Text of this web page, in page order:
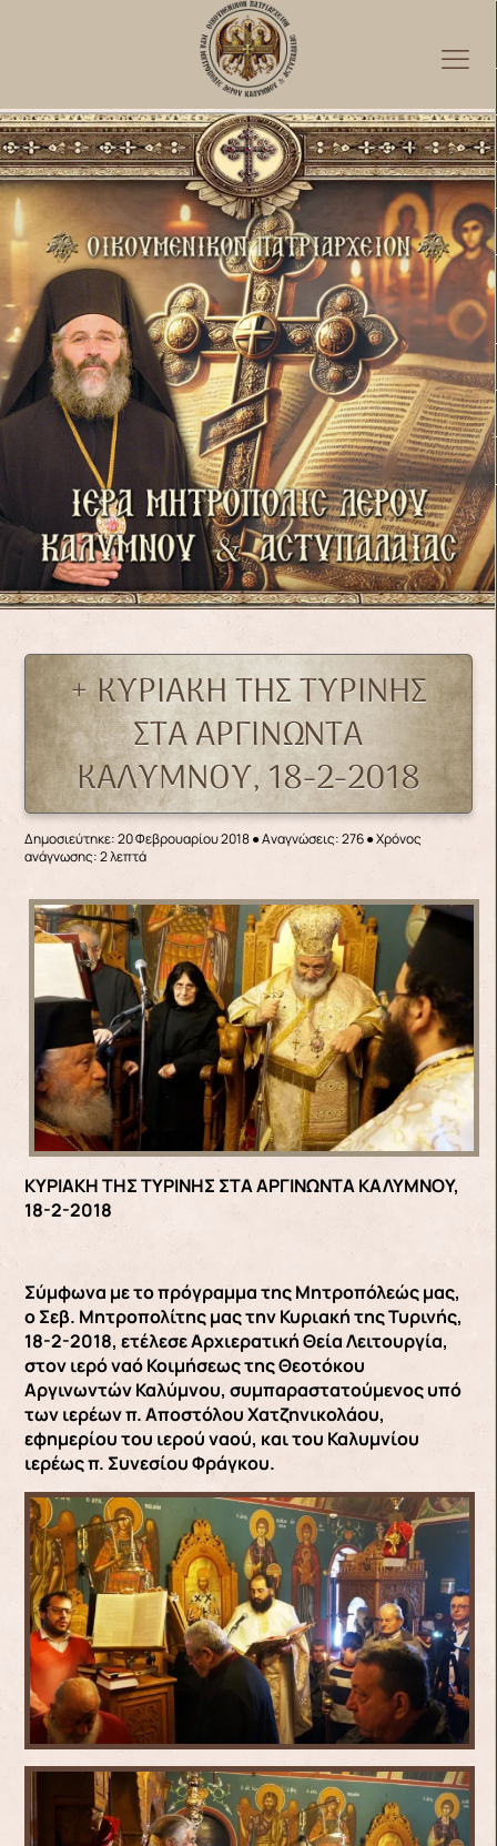
+ ΚΥΡΙΑΚΗ ΤΗΣ ΤΥΡΙΝΗΣ
ΣΤΑ ΑΡΓΙΝΩΝΤΑ
ΚΑΛΥΜΝΟΥ, 18-2-2018
Δημοσιεύτηκε: 20 Φεβρουαρίου 2018●Αναγνώσεις: 276● Χρόνος
ανάγνωσης: 2 λεπτά
ΚΥΡΙΑΚΗ ΤΗΣ ΤΥΡΙΝΗΣ ΣΤΑ ΑΡΓΙΝΩΝΤΑ ΚΑΛΥΜΝΟΥ,
18-2-2018
Σύμφωνα με το πρόγραμμα της Μητροπόλεώς μας,
ο Σεβ. Μητροπολίτης μας την Κυριακή της Τυρινής,
18-2-2018, ετέλεσε Αρχιερατική Θεία Λειτουργία,
στον ιερό ναό Κοιμήσεως της Θεοτόκου
Αργινωντών Καλύμνου, συμπαραστατούμενος υπό
των ιερέων π. Αποστόλου Χατζηνικολάου,
εφημερίου του ιερού ναού, και του Καλυμνίου
ιερέως π. Συνεσίου Φράγκου.